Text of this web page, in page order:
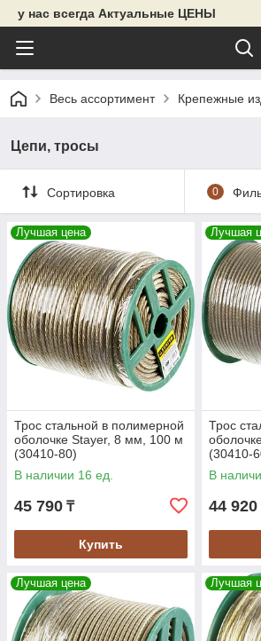
у нас всегда Актуальные ЦЕНЫ
Весь ассортимент Крепежные
Цепи, тросы
Сортировка 0
Лучшая цена
Трос стальной в полимерной
оболочке Stayer, 8 мм, 100 м
(30410-80)
В наличии 16 ед.
45 790 ₸
Купить
Лучшая
Трос
(30410-
В
44 920
Лучшая цена Лучшая